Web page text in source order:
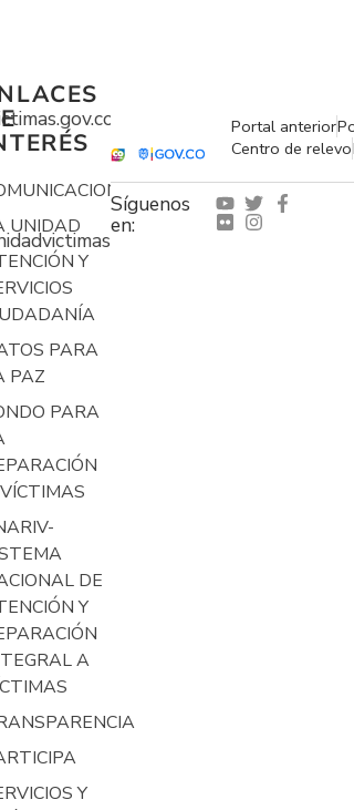
UNIDAD
Y
PARA
PAZ
PARA
DE
Y
A
Y
Portal anterior
Centro de relevo
Síguenos
en: